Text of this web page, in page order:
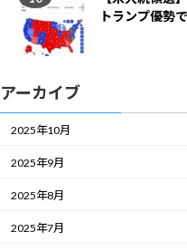
トランプ優勢
アーカイブ
2025年10月
2025年9月
2025年8月
2025年7月